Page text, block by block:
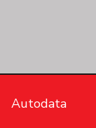
Autodata